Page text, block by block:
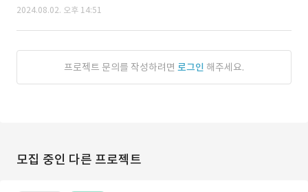
2024.08.02. 오후 14:51
프로젝트 문의를 작성하려면 로그인 해주세요.
모집 중인 다른 프로젝트